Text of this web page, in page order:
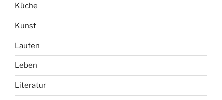
Küche
Kunst
Laufen
Leben
Literatur